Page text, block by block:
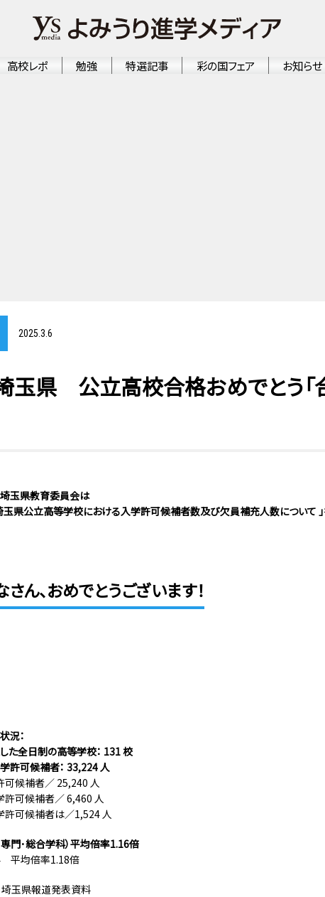
高校レポ 勉強 特選記事 彩の国フェア お知らせ
2025.3.6
玉県 公立高校合格おめでとう「
玉県教育委員会は
県公立高等学校における入学許可候補者数及び欠員補充人数について
ん、おめでとうございます！
況：
た全日制の高等学校： 131 校
許可候補者： 33,224 人
可候補者／ 25,240 人
許可候補者／ 6,460 人
許可候補者は／1,524 人
門･総合学科）平均倍率1.16倍
均倍率1.18倍
埼玉県報道発表資料